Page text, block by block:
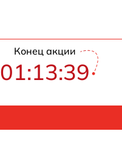
Конец акции
01:13:39